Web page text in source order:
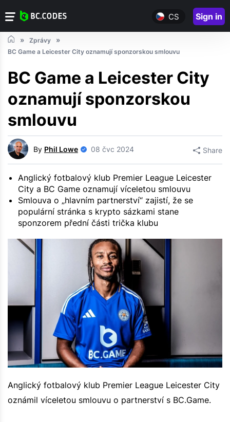
CS Sign in
Zprávy
BC Game a Leicester City oznamují sponzorskou smlouvu
BC Game a Leicester City
oznamují sponzorskou
smlouvu
By Phil Lowe 08 čvc 2024 Share
Anglický fotbalový klub Premier League Leicester
City a BC Game oznamují víceletou smlouvu
Smlouva o „hlavním partnerství“ zajistí, že se
populární stránka s krypto sázkami stane
sponzorem přední části trička klubu
Anglický fotbalový klub Premier League Leicester City
oznámil víceletou smlouvu o partnerství s BC.Game.